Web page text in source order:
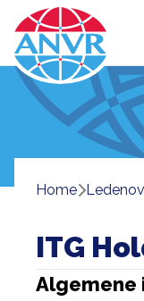
Home
ITG